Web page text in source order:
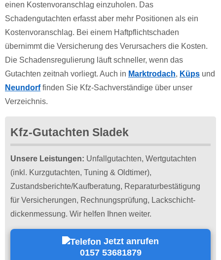
einen Kostenvoranschlag einzuholen. Das
Schadengutachten erfasst aber mehr Positionen als ein
Kostenvoranschlag. Bei einem Haftpflichtschaden
übernimmt die Versicherung des Verursachers die Kosten.
Die Schadensregulierung läuft schneller, wenn das
Gutachten zeitnah vorliegt. Auch in Marktrodach, Küps und
Neundorffinden Sie Kfz-Sachverständige über unser
Verzeichnis.
Kfz-Gutachten Sladek
Unsere Leistungen: Unfallgutachten, Wertgutachten
(inkl. Kurzgutachten, Tuning & Oldtimer),
Zustandsberichte/Kaufberatung, Reparatur­bestätigung
für Versicherungen, Rechnungsprüfung, Lackschicht­
dickenmessung. Wir helfen Ihnen weiter.
Jetzt anrufen
0157 53681879